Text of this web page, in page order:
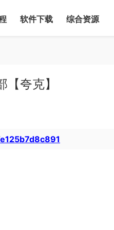
软件下载 综合资源
夸克】